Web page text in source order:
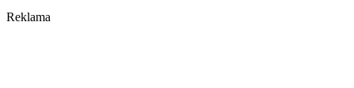
Reklama